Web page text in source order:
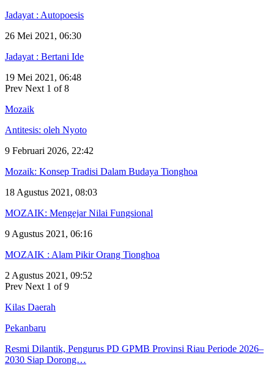
Jadayat : Autopoesis
26 Mei 2021, 06:30
Jadayat : Bertani Ide
19 Mei 2021, 06:48
Prev Next 1 of 8
Mozaik
Antitesis: oleh Nyoto
9 Februari 2026, 22:42
Mozaik: Konsep Tradisi Dalam Budaya Tionghoa
18 Agustus 2021, 08:03
MOZAIK: Mengejar Nilai Fungsional
9 Agustus 2021, 06:16
MOZAIK : Alam Pikir Orang Tionghoa
2 Agustus 2021, 09:52
Prev Next 1 of 9
Kilas Daerah
Pekanbaru
Resmi Dilantik, Pengurus PD GPMB Provinsi Riau Periode 2026–
2030 Siap Dorong…